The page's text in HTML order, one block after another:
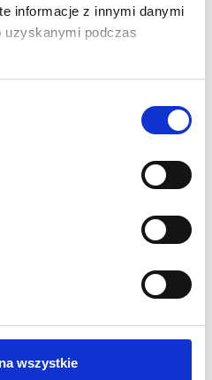
informacje z innymi danymi
uzyskanymi podczas
wszystkie
całości aluminium
dzięki różnorodnym
- należy zakupić osobno
B1